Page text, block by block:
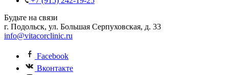
Будьте на связи
г. Подольск, ул. Большая Серпуховская, д. 33
info@vitacorclinic.ru
Facebook
Вконтакте